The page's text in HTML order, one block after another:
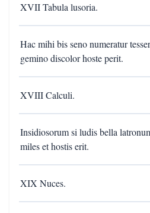
XVII Tabula lusoria.
Hac mihi bis seno numeratur
gemino discolor hoste perit.
XVIII Calculi.
Insidiosorum si ludis bella
miles et hostis erit.
XIX Nuces.